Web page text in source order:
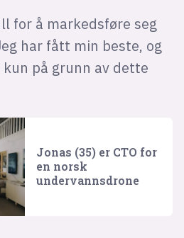
for å markedsføre seg
har fått min beste, og
på grunn av dette
Jonas (35) er CTO for
en norsk
undervanns­drone